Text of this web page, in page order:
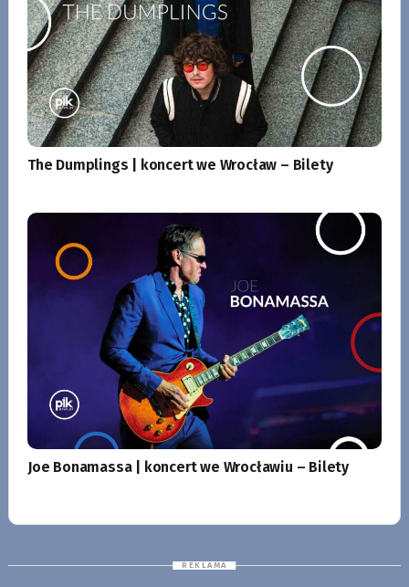
The Dumplings | koncert we Wrocław – Bilety
Joe Bonamassa | koncert we Wrocławiu – Bilety